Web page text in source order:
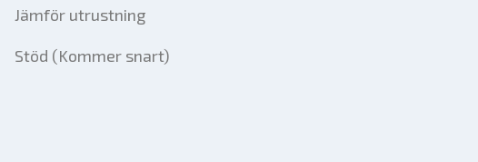
Jämför utrustning
Stöd (Kommer snart)